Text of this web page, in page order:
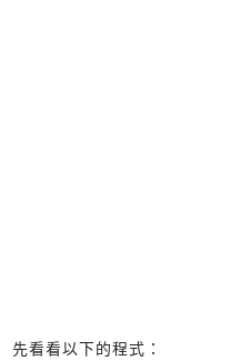
先看看以下的程式：